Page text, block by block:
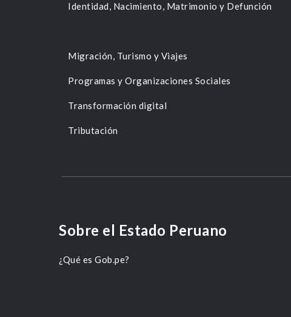
Identidad, Nacimiento, Matrimonio y Defunción
Migración, Turismo y Viajes
Programas y Organizaciones Sociales
Transformación digital
Tributación
Sobre el Estado Peruano
¿Qué es Gob.pe?